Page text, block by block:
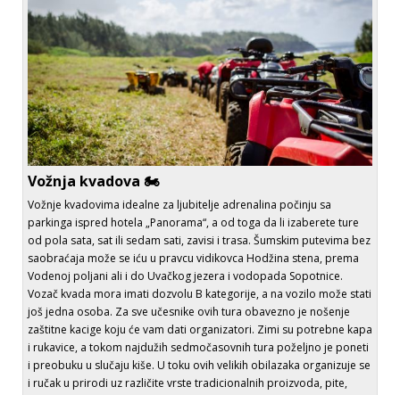
Vožnja kvadova 🏍️
Vožnje kvadovima idealne za ljubitelje adrenalina počinju sa
parkinga ispred hotela „Panorama“, a od toga da li izaberete ture
od pola sata, sat ili sedam sati, zavisi i trasa. Šumskim putevima bez
saobraćaja može se iću u pravcu vidikovca Hodžina stena, prema
Vodenoj poljani ali i do Uvačkog jezera i vodopada Sopotnice.
Vozač kvada mora imati dozvolu B kategorije, a na vozilo može stati
još jedna osoba. Za sve učesnike ovih tura obavezno je nošenje
zaštitne kacige koju će vam dati organizatori. Zimi su potrebne kapa
i rukavice, a tokom najdužih sedmočasovnih tura poželjno je poneti
i preobuku u slučaju kiše. U toku ovih velikih obilazaka organizuje se
i ručak u prirodi uz različite vrste tradicionalnih proizvoda, pite,